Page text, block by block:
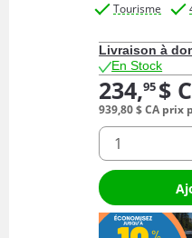
Tourisme
Livraison à
En Stock
234,95 $
939,80$ CA prix
quantité